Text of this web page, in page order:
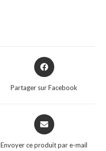
Partager sur Facebook
Envoyer ce produit par e-mail